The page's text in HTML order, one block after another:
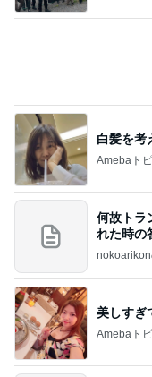
白髪を考
Amebaト
何故トラ
れた時の
美しすぎ
Amebaト